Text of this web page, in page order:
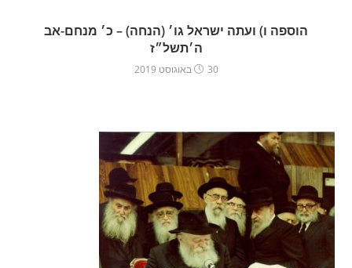
הוספה ו) ועתה ישראל גו׳ (הנחה) – כ׳ מנחם-אב
ה׳תשל״ז
30 באוגוסט 2019